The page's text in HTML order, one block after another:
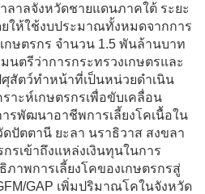
ลาลจังหวัดชายแดนภาคใต้ ระยะ
ยให้ใช้งบประมาณทั้งหมดจากการ
กษตรกร จำนวน 1.5 พันล้านบาท
นตรีว่าการกระทรวงเกษตรและ
สัตว์ทำหน้าที่เป็นหน่วยดำเนิน
าะห์เกษตรกรเพื่อขับเคลื่อน
รพัฒนาอาชีพการเลี้ยงโคเนื้อใน
ปัตตานี ยะลา นราธิวาส สงขลา
รเข้าถึงแหล่งเงินทุนในการ
าพการเลี้ยงโคของเกษตรกรสู่
GAP เพิ่มปริมาณโคในจังหวัด